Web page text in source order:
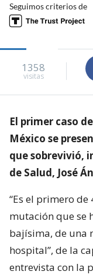
Seguimos criterios de
1358
visitas
El primer caso
México se
que sobrevivió,
de Salud, José
“Es el primero de
mutación que se
bajísima, de una
hospital”, de la
entrevista con la